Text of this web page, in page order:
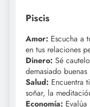
Piscis
Amor: Escucha a
en tus relaciones
Dinero: Sé
demasiado
Salud: Encuentra
soñar, la
Economía: